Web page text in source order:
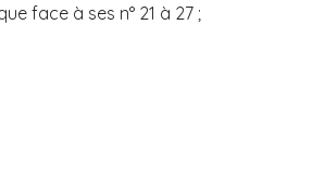
face à ses n° 21 à 27 ;